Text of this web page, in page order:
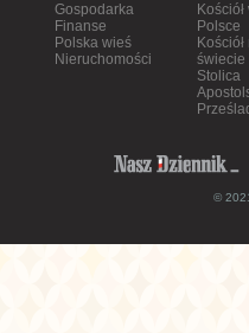
Gospodarka
Finanse
Polska wieś
Nieruchomości
Kościół
Polsce
Kościół
świecie
Stolica
©